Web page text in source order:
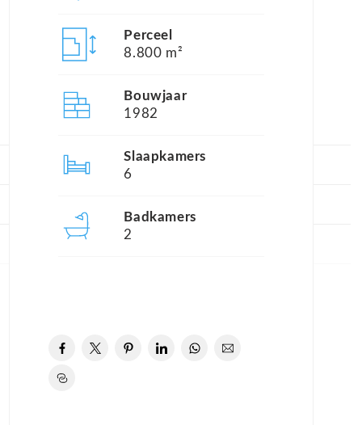
Perceel
8.800 m²
Bouwjaar
1982
Slaapkamers
6
Badkamers
2